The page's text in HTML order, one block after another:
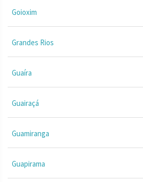
Goioxim
Grandes Rios
Guaíra
Guairaçá
Guamiranga
Guapirama